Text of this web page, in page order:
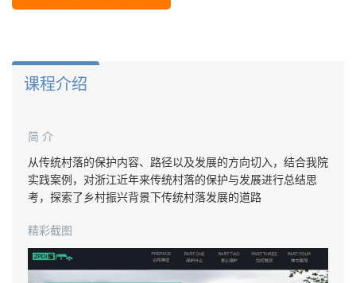
课程介绍
简 介
从传统村落的保护内容、路径以及发展的方向切入，结合我院
实践案例，对浙江近年来传统村落的保护与发展进行总结思
考，探索了乡村振兴背景下传统村落发展的道路
精彩截图